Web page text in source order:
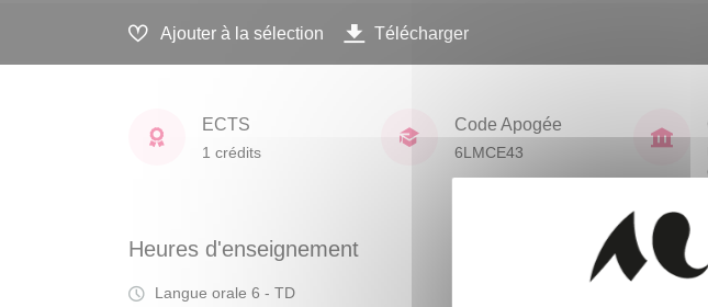
Ajouter à la sélection Télécharger
ECTS
1 crédits
Code Apogée
6LMCE43
Heures d'enseignement
Langue orale 6 - TD